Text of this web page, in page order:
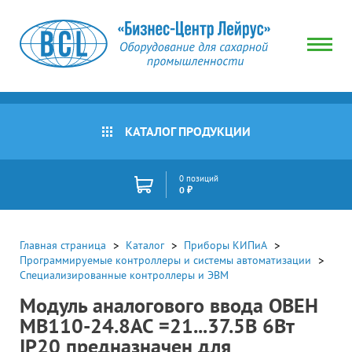
КАТАЛОГ ПРОДУКЦИИ
0 позиций
0 ₽
Главная страница Каталог
Приборы КИПиА
Программируемые контроллеры и системы автоматизации
Специализированные контроллеры и ЭВМ
Модуль аналогового ввода ОВЕН
МВ110-24.8АС =21...37.5В 6Вт
IP20 предназначен для